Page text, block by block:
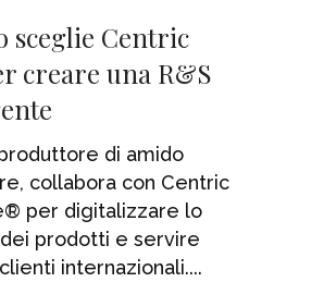
sceglie Centric
creare una R&S
di amido
collabora con Centric
per digitalizzare lo
prodotti e servire
internazionali.